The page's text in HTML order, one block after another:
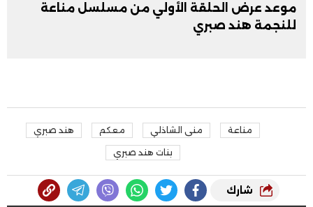
موعد عرض الحلقة الأولي من مسلسل مناعة
للنجمة هند صبري
مناعة منى الشاذلي معكم هند صبري
بنات هند صبري
شارك